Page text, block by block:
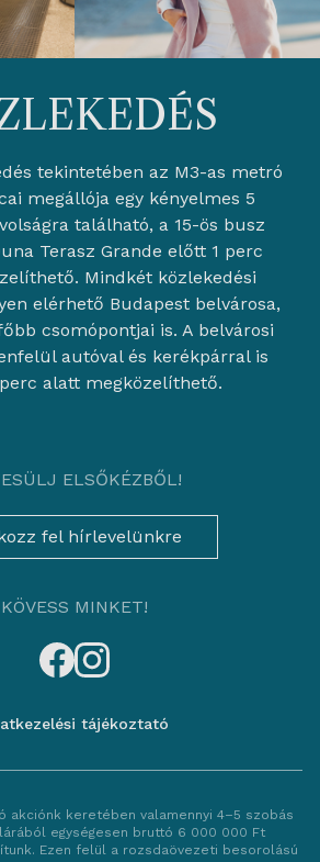
tekintetében az M3-as metró
megállója egy kényelmes 5
található, a 15-ös busz
Terasz Grande előtt 1 perc
Mindkét közlekedési
elérhető Budapest belvárosa,
csomópontjai is. A belvárosi
autóval és kerékpárral is
alatt megközelíthető.
ELSŐKÉZBŐL!
fel hírlevelünkre
KÖVESS MINKET!
tájékoztató
akciónk keretében valamennyi 4–5 szobás
egységesen bruttó 6 000 000 Ft
Ezen felül a rozsdaövezeti besorolású